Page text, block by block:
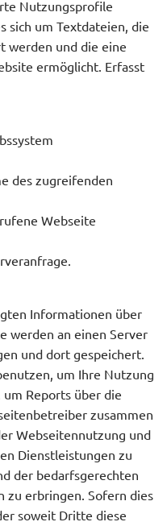
Nutzungsprofile
sich um Textdateien, die
werden und die eine
ermöglicht. Erfasst
des zugreifenden
Webseite
Informationen über
werden an einen Server
und dort gespeichert.
um Ihre Nutzung
Reports über die
zusammen
Webseitennutzung und
Dienstleistungen zu
der bedarfsgerechten
zu erbringen. Sofern dies
soweit Dritte diese